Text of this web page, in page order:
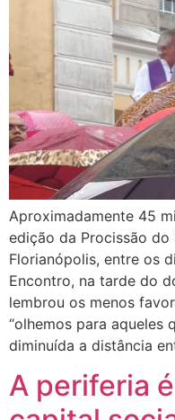
Aproximadamente 45
edição da Procissão do
Florianópolis, entre os
Encontro, na tarde do
lembrou os menos
“olhemos para aqueles
diminuída a distância
A periferia